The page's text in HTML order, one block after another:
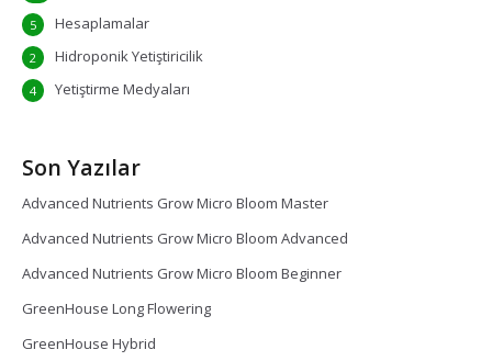
Hesaplamalar
5
Hidroponik Yetiştiricilik
2
Yetiştirme Medyaları
4
Son Yazılar
Advanced Nutrients Grow Micro Bloom Master
Advanced Nutrients Grow Micro Bloom Advanced
Advanced Nutrients Grow Micro Bloom Beginner
GreenHouse Long Flowering
GreenHouse Hybrid